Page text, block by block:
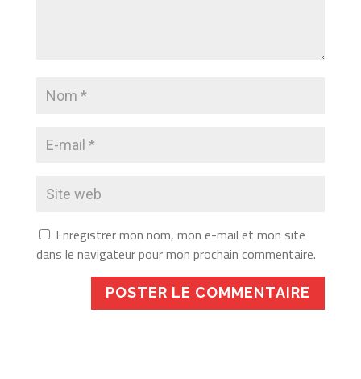
Enregistrer mon nom, mon e-mail et mon site
dans le navigateur pour mon prochain commentaire.